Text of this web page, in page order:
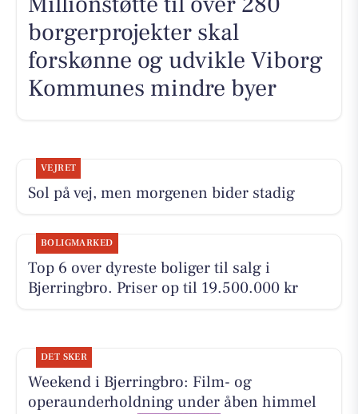
borgerprojekter skal
forskønne og udvikle Viborg
Kommunes mindre byer
VEJRET
Sol på vej, men morgenen bider stadig
BOLIGMARKED
Top 6 over dyreste boliger til salg i
Bjerringbro. Priser op til 19.500.000 kr
DET SKER
Weekend i Bjerringbro: Film- og
operaunderholdning under åben himmel